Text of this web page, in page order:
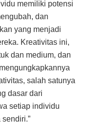
memiliki potensi
dan
yang menjadi
Kreativitas ini,
dan medium, dan
salah satunya
dasar dari
setiap individu